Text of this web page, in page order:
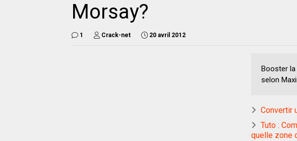
Morsay?
1 Crack-net 20 avril 2012
Booster la
selon
Convertir
Tuto :
quelle zone